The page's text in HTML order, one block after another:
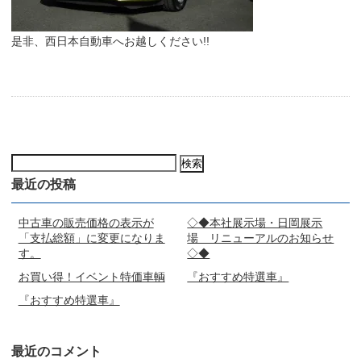
是非、西日本自動車へお越しください!!
索:
最近の投稿
中古車の販売価格の表示が
「支払総額」に変更になりま
す。
◇◆本社展示場・日岡展示
場 リニューアルのお知らせ
◇◆
お買い得！イベント特価車輌
『おすすめ特選車』
『おすすめ特選車』
最近のコメント